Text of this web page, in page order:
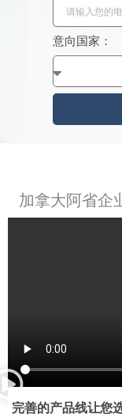
n
a
+
6
意向国家：
加拿大阿省企
完善的产品线让您